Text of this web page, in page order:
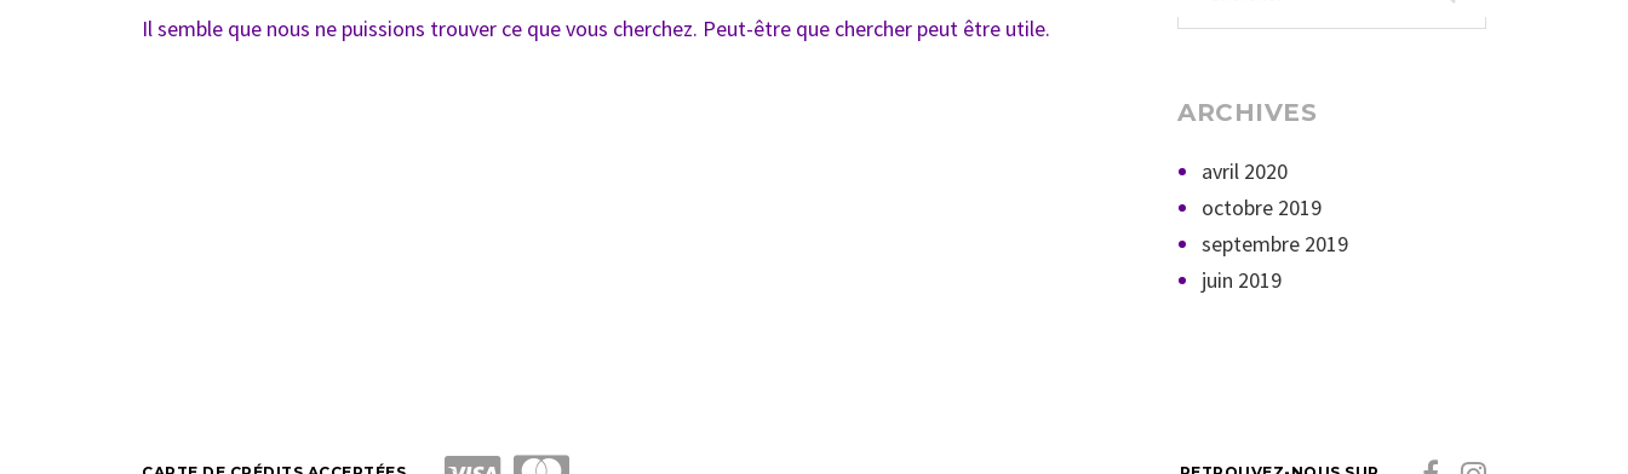
Il semble que nous ne puissions trouver ce que vous cherchez. Peut-être que chercher peut être utile.
ARCHIVES
avril 2020
octobre 2019
septembre 2019
juin 2019